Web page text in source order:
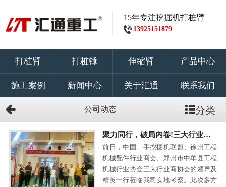
15年专注挖掘机打桩臂
13925151879
打桩臂 打桩锤 伸缩臂 产品中心
施工案例 新闻中心 关于汇通 联系我们
公司动态 分类
聚力同行，破局内卷!三大行业商协···
前日，中国二手挖掘机联盟、徐州工程
机械配件行业商会、郑州市中牟县工程
机械行业协会三大行业商协会的领导及
精英一行莅临我司实地考察。此次多方